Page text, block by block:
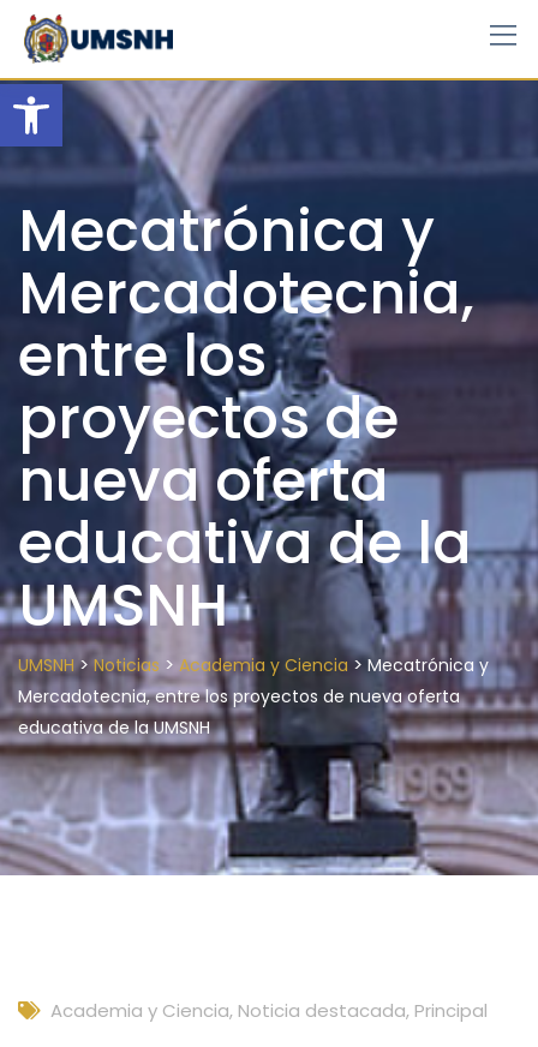
Open toolbar
Skip
content
Mecatrónica y
Mercadotecnia,
entre los
proyectos de
nueva oferta
educativa de la
UMSNH
UMSNH> Noticias > Academia y Ciencia >Mecatrónica y
Mercadotecnia, entre los proyectos de nueva oferta
educativa de la UMSNH
Academia y Ciencia, Noticia destacada, Principal